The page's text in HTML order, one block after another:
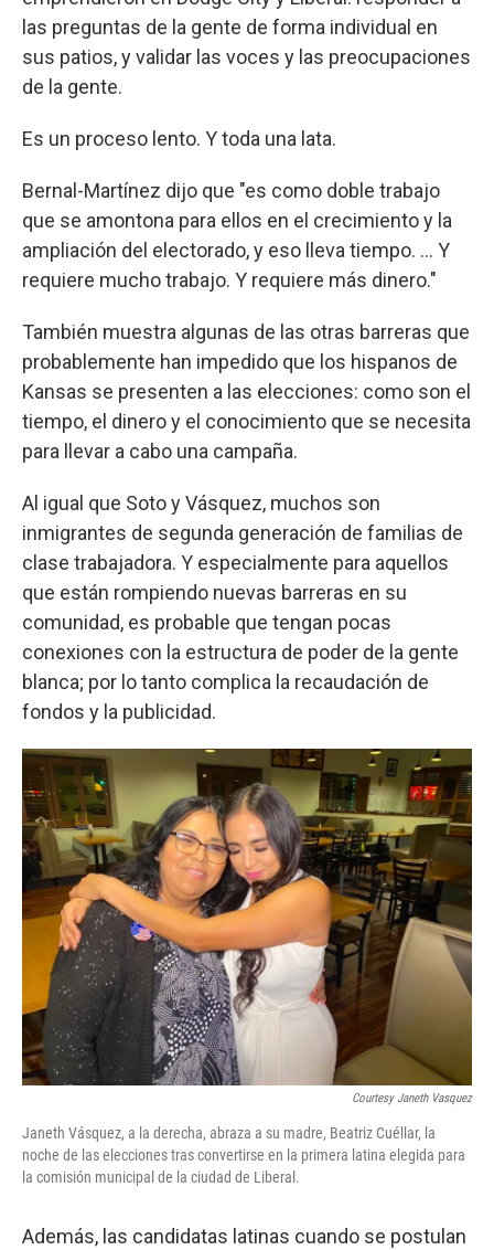
las preguntas de la gente de forma individual en
sus patios, y validar las voces y las preocupaciones
de la gente.
Es un proceso lento. Y toda una lata.
Bernal-Martínez dijo que "es como doble trabajo
que se amontona para ellos en el crecimiento y la
ampliación del electorado, y eso lleva tiempo. ... Y
requiere mucho trabajo. Y requiere más dinero."
También muestra algunas de las otras barreras que
probablemente han impedido que los hispanos de
Kansas se presenten a las elecciones: como son el
tiempo, el dinero y el conocimiento que se necesita
para llevar a cabo una campaña.
Al igual que Soto y Vásquez, muchos son
inmigrantes de segunda generación de familias de
clase trabajadora. Y especialmente para aquellos
que están rompiendo nuevas barreras en su
comunidad, es probable que tengan pocas
conexiones con la estructura de poder de la gente
blanca; por lo tanto complica la recaudación de
fondos y la publicidad.
Courtesy Janeth Vasquez
Janeth Vásquez, a la derecha, abraza a su madre, Beatriz Cuéllar, la
noche de las elecciones tras convertirse en la primera latina elegida para
la comisión municipal de la ciudad de Liberal.
Además, las candidatas latinas cuando se postulan